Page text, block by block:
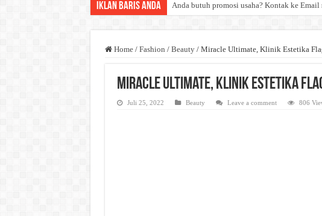
Iklan Baris Anda Anda butuh promosi usaha? Kontak ke
Home / Fashion / Beauty / Miracle Ultimate, Klinik Estetika
Miracle Ultimate, Klinik Estetika
Juli 25, 2022 Beauty Leave a comment 806